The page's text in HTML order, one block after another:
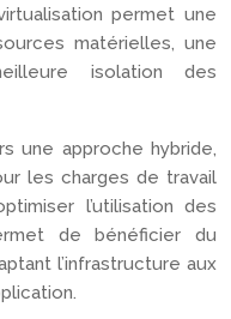
permet une
matérielles, une
isolation des
une approche hybride,
les charges de travail
l’utilisation des
de bénéficier du
l’infrastructure aux